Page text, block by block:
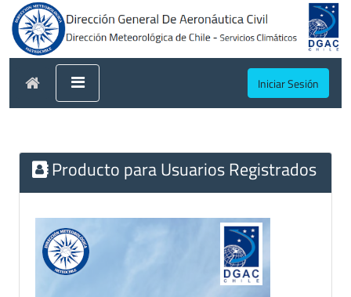
Iniciar Sesión
Producto para Usuarios Registrados